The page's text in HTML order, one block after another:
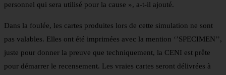
personnel qui sera utilisé pour la cause », a-t-il ajouté.
Dans la foulée, les cartes produites lors de cette simulation ne sont
pas valables. Elles ont été imprimées avec la mention ‘’SPECIMEN’’,
juste pour donner la preuve que techniquement, la CENI est prête
pour démarrer le recensement. Les vraies cartes seront délivrées à